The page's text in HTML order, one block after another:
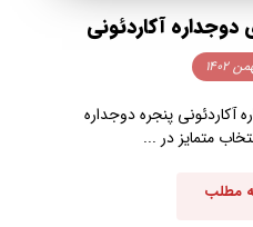
دوجداره آکاردئونی
آکاردئونی پنجره دوجداره
متمایز در ...
مطلب